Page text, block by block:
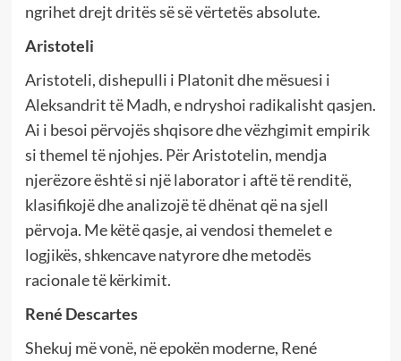
ngrihet drejt dritës së së vërtetës absolute.
Aristoteli
Aristoteli, dishepulli i Platonit dhe mësuesi i
Aleksandrit të Madh, e ndryshoi radikalisht qasjen.
Ai i besoi përvojës shqisore dhe vëzhgimit empirik
si themel të njohjes. Për Aristotelin, mendja
njerëzore është si një laborator i aftë të renditë,
klasifikojë dhe analizojë të dhënat që na sjell
përvoja. Me këtë qasje, ai vendosi themelet e
logjikës, shkencave natyrore dhe metodës
racionale të kërkimit.
René Descartes
Shekuj më vonë, në epokën moderne, René